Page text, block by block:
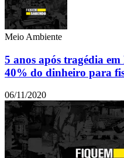
Meio Ambiente
5 anos após tragédia
40% do dinheiro para
06/11/2020